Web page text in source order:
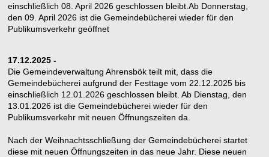
einschließlich 08. April 2026 geschlossen bleibt.Ab Donnerstag,
den 09. April 2026 ist die Gemeindebücherei wieder für den
Publikumsverkehr geöffnet
17.12.2025 -
Die Gemeindeverwaltung Ahrensbök teilt mit, dass die
Gemeindebücherei aufgrund der Festtage vom 22.12.2025 bis
einschließlich 12.01.2026 geschlossen bleibt. Ab Dienstag, den
13.01.2026 ist die Gemeindebücherei wieder für den
Publikumsverkehr mit neuen Öffnungszeiten da.
Nach der Weihnachtsschließung der Gemeindebücherei startet
diese mit neuen Öffnungszeiten in das neue Jahr. Diese neuen